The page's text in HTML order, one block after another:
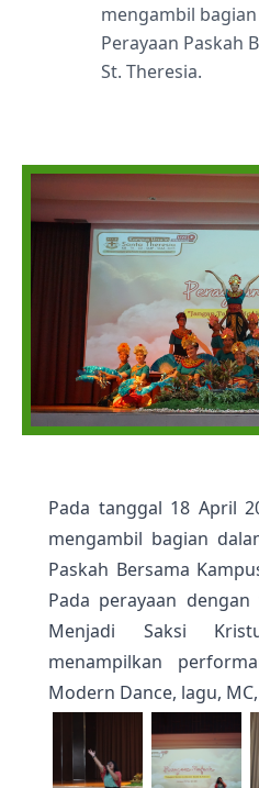
mengambil
Perayaan Paskah
St. Theresia.
Pada tanggal 18 April
mengambil bagian
Paskah Bersama
Pada perayaan
Menjadi Saksi
menampilkan
Modern Dance, lagu,